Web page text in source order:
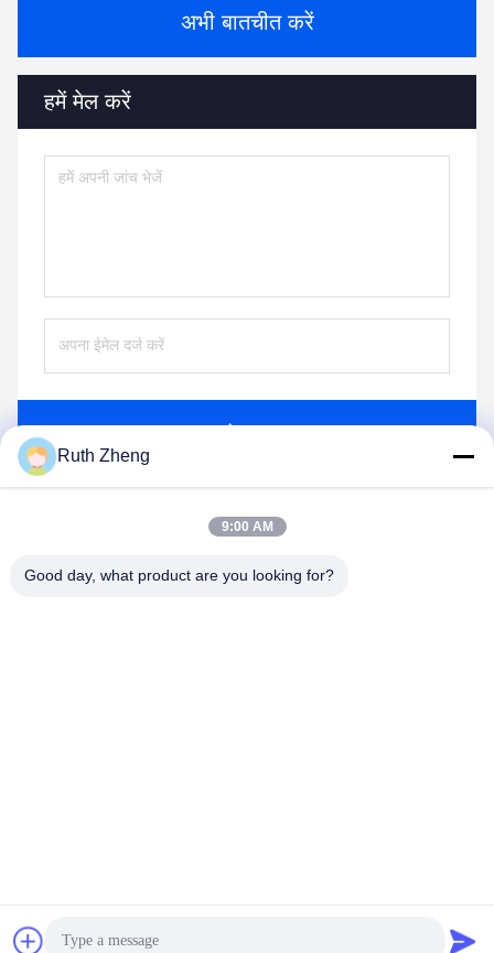
अभी बातचीत करें
हमें मेल करें
GUANGDONG SHANAN TECHNOLOGY CO.,LTD . सर्वाधिकार
Ruth Zheng
9:00 AM
Good day, what product are you looking for?